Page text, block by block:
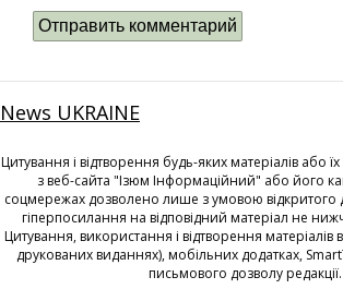
News UKRAINE
Цитування і відтворення будь-яких матеріалів або їх
з веб-сайта "Ізюм Інформаційний" або його
соцмережах дозволено лише з умовою відкритого
гіперпосилання на відповідний матеріал не
Цитування, використання і відтворення матеріалів
друкованих виданнях), мобільних додатках,
письмового дозволу редакції.